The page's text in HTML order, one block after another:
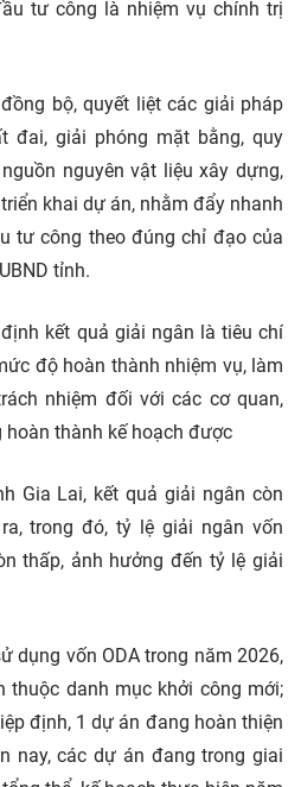
tư công là nhiệm vụ chính trị
bộ, quyết liệt các giải pháp
đai, giải phóng mặt bằng, quy
nguyên vật liệu xây dựng,
khai dự án, nhằm đẩy nhanh
tư công theo đúng chỉ đạo của
tỉnh.
kết quả giải ngân là tiêu chí
độ hoàn thành nhiệm vụ, làm
nhiệm đối với các cơ quan,
thành kế hoạch được
Gia Lai, kết quả giải ngân còn
trong đó, tỷ lệ giải ngân vốn
thấp, ảnh hưởng đến tỷ lệ giải
dụng vốn ODA trong năm 2026,
danh mục khởi công mới;
định, 1 dự án đang hoàn thiện
nay, các dự án đang trong giai